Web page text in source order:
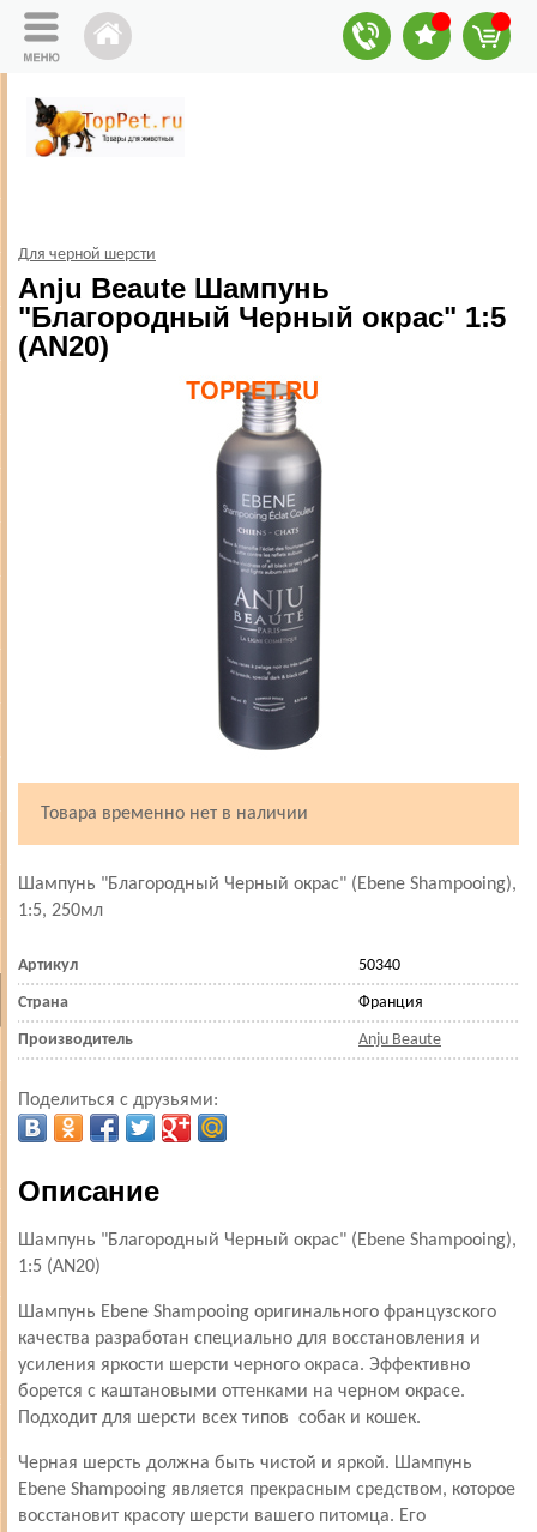
Для черной шерсти
Anju Beaute Шампунь
"Благородный Черный окрас" 1:5
(AN20)
Товара временно нет в наличии
Шампунь "Благородный Черный окрас" (Ebene Shampooing),
1:5, 250мл
Артикул 50340
Страна Франция
Производитель Anju Beaute
Поделиться с друзьями:
Описание
Шампунь "Благородный Черный окрас" (Ebene Shampooing),
1:5 (AN20)
Шампунь Ebene Shampooing оригинального французского
качества разработан специально для восстановления и
усиления яркости шерсти черного окраса. Эффективно
борется с каштановыми оттенками на черном окрасе.
Подходит для шерсти всех типов собак и кошек.
Черная шерсть должна быть чистой и яркой. Шампунь
Ebene Shampooing является прекрасным средством, которое
восстановит красоту шерсти вашего питомца. Его